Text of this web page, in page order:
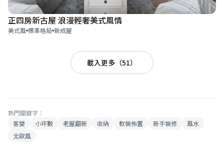
正四房新古屋 浪漫輕奢美式風情
美式風 標準格局 新成屋
載入更多（51）
熱門關鍵字：
客變
小坪數 老屋翻新 收納 軟裝佈置 新手裝修
風水
北歐風